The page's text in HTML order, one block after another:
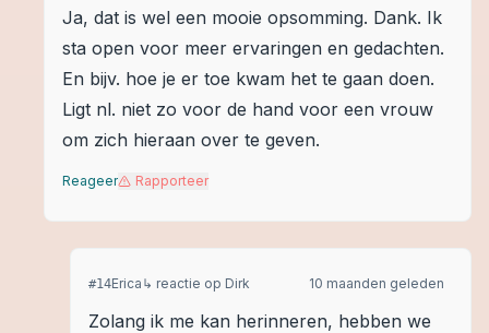
Ja, dat is wel een mooie opsomming. Dank. Ik
sta open voor meer ervaringen en gedachten.
En bijv. hoe je er toe kwam het te gaan doen.
Ligt nl. niet zo voor de hand voor een vrouw
om zich hieraan over te geven.
Reageer Rapporteer
#14Erica ↳ reactie op Dirk 10 maanden geleden
Zolang ik me kan herinneren, hebben we